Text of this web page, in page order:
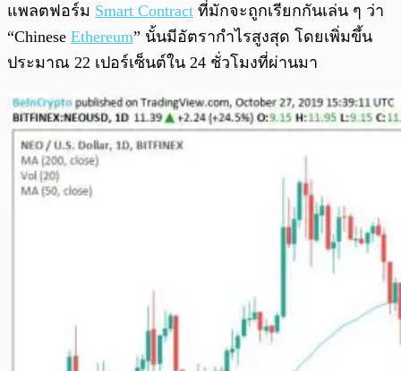
แพลตฟอร์ม Smart Contract ที่มักจะถูกเรียกกันเล่น ๆ ว่า
“Chinese Ethereum” นั้นมีอัตรากำไรสูงสุด โดยเพิ่มขึ้น
ประมาณ 22 เปอร์เซ็นต์ใน 24 ชั่วโมงที่ผ่านมา